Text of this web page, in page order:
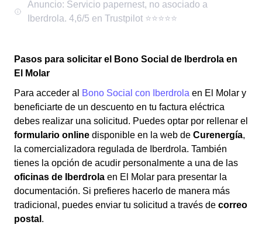
Pasos para solicitar el Bono Social de Iberdrola en
El Molar
Para acceder al
Bono Social con Iberdrola en El Molar y
beneficiarte de un descuento en tu factura eléctrica
debes realizar una solicitud. Puedes optar por rellenar el
formulario online disponible en la web de Curenergía,
la comercializadora regulada de Iberdrola. También
tienes la opción de acudir personalmente a una de las
oficinas de Iberdrola en El Molar para presentar la
documentación. Si prefieres hacerlo de manera más
tradicional, puedes enviar tu solicitud a través de correo
postal .